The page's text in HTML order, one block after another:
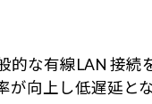
な有線LAN 接続
向上し低遅延と